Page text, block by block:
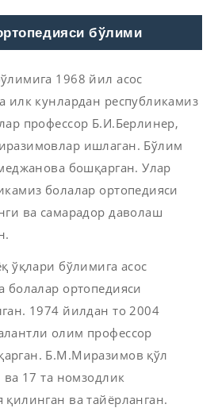
бўлими
1968 йил асос
илк кунлардан республикамиз
профессор Б.И.Берлинер,
ишлаган. Бўлим
бошқарган. Улар
болалар ортопедияси
ва самарадор даволаш
ўқлари бўлимига асос
болалар ортопедияси
1974 йилдан то 2004
олим профессор
Б.М.Миразимов қўл
ва 17 та номзодлик
қилинган ва тайёрланган.